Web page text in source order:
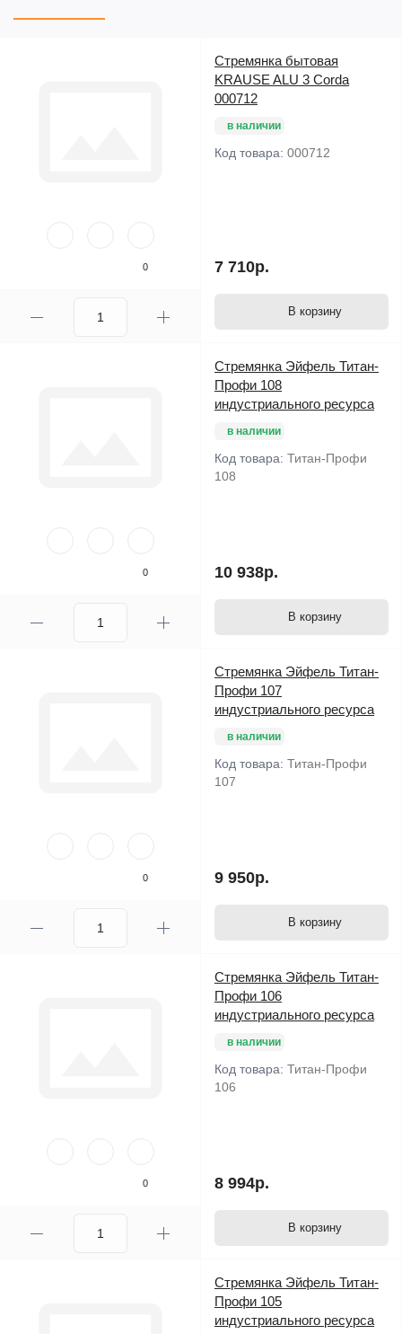
отнимаем свой рост и получаем высоту, на которой мы
должны стоять. По данной высоте мы и подбираем свою
В данном разделе собраны разнообразныестремянки
которого изготовлены. Недорогие и качественные
алюминиевые стремянки Hailo
, а может быть
личными предпочтениями. Мы можем только посоветовать
или порекомендовать производителя исходя из цены или
0
Стремянка бытовая
KRAUSE ALU 3 Corda
000712
в наличии
Код товара: 000712
7 710р.
В корзину
0
Стремянка Эйфель Титан-
Профи 108
индустриального ресурса
в наличии
Код товара: Титан-Профи
108
10 938р.
В корзину
0
Стремянка Эйфель Титан-
Профи 107
индустриального ресурса
в наличии
Код товара: Титан-Профи
107
9 950р.
В корзину
0
Стремянка Эйфель Титан-
Профи 106
индустриального ресурса
в наличии
Код товара: Титан-Профи
106
8 994р.
В корзину
Стремянка Эйфель Титан-
Профи 105
индустриального ресурса